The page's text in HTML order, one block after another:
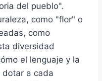
del pueblo".
como "flor" o
como
diversidad
el lenguaje y la
dotar a cada